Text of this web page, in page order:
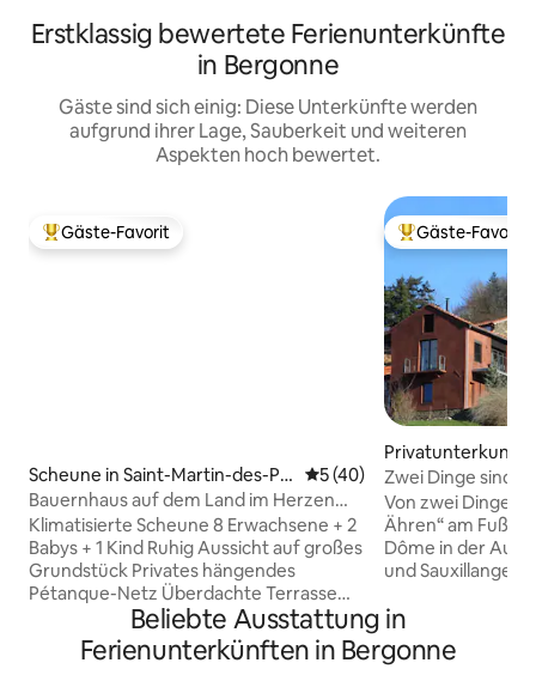
Erstklassig bewertete Ferienunterkünfte
in Bergonne
Gäste sind sich einig: Diese Unterkünfte werden
aufgrund ihrer Lage, Sauberkeit und weiteren
Aspekten hoch bewertet.
Beliebter Gäste-Favorit.
Gäste-Favorit
Scheune in Saint-Martin-des-Pla
ins
Durchschnittliche
5 (40)
Bauernhaus auf dem Land im Herzen
der Auvergne
Klimatisierte Scheune 8 Erwachsene + 2
Babys + 1 Kind Ruhig Aussicht auf großes
Grundstück Privates hängendes
Pétanque-Netz Überdachte Terrasse
Grill Kein WLAN. 5G-Abdeckung 4
Schlafzimmer im Obergeschoss (4
Doppelbetten + 2 Etagenbetten + 1
Beliebter Gäste-
Gäste-Favorit
Privatunterkunft
Zwei Dinge sind
Mond, das
Von zwei Dingen
Ähren“ am Fuße
Dôme in der
und Sauxillanges,
Aussicht auf die
der Auvergne.
Sonnenaufgang
Beliebte Ausstattung in
Ferienunterkünften in Bergonne